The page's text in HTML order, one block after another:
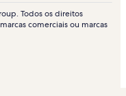
Todos os direitos
comerciais ou marcas